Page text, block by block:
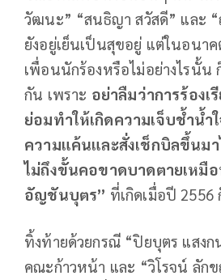
วัฒนะ” “สนธิญา สวัสดี” และ
ยังอยู่เย็นเป็นสุขอยู่ แต่ในอนา
เพื่อนนักร้องหรือไม่อย่างไรนั้น
กัน เพราะ อย่าลืมว่าการร้องเ
ย่อมทำให้เกิดความเจ็บช้ำน้ำ
ความแค้นและสั่งเช็กบิลขึ้นม
ไม่ถึงขั้นคอขาดบาดตายเหมือ
อัญชันบุตร” ที่เกิดเมื่อปี 2556
ทิ้งท้ายด้วยกรณี “ปิยบุตร แสงก
คณะก้าวหน้า และ “วิโรจน์ ลัก